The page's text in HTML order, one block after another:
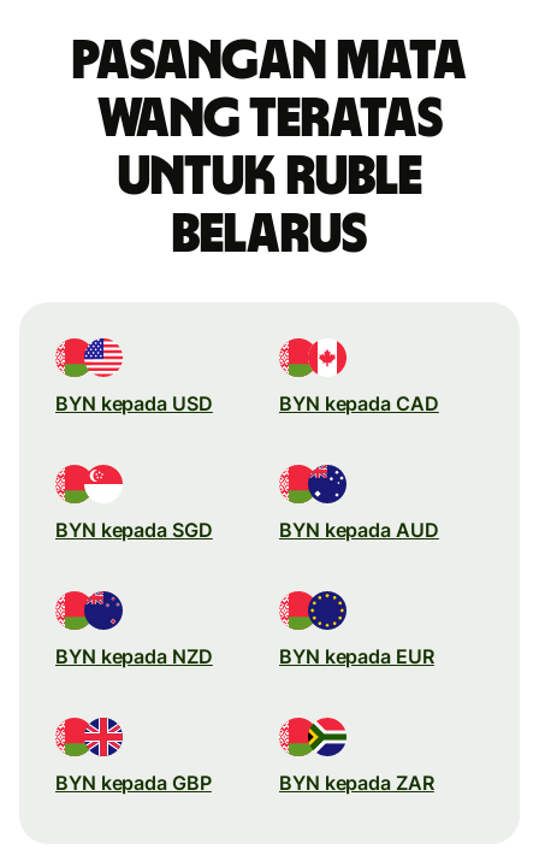
Pasangan mata
wang teratas
untuk ruble
Belarus
BYN kepada USD BYN kepada CAD
BYN kepada SGD BYN kepada AUD
BYN kepada NZD BYN kepada EUR
BYN kepada GBP BYN kepada ZAR